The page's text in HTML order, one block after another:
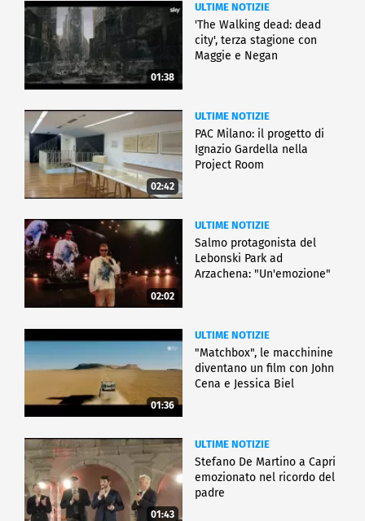
01:38
ULTIME NOTIZIE
'The Walking dead: dead
city', terza stagione con
Maggie e Negan
02:42
ULTIME NOTIZIE
PAC Milano: il progetto di
Ignazio Gardella nella
Project Room
02:02
ULTIME NOTIZIE
Salmo protagonista del
Lebonski Park ad
Arzachena: "Un'emozione"
01:36
ULTIME NOTIZIE
"Matchbox", le macchinine
diventano un film con John
Cena e Jessica Biel
01:43
ULTIME NOTIZIE
Stefano De Martino a Capri
emozionato nel ricordo del
padre